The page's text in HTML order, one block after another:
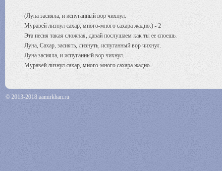
(Луна засияла, и испуганный вор чихнул.
Муравей лизнул сахар, много-много сахара жадно.) - 2
Эта песня такая сложная, давай послушаем как ты ее споешь.
Луна, Сахар, засиять, лизнуть, испуганный вор чихнул.
Луна засияла, и испуганный вор чихнул.
Муравей лизнул сахар, много-много сахара жадно.
© 2013-2018 aamirkhan.ru